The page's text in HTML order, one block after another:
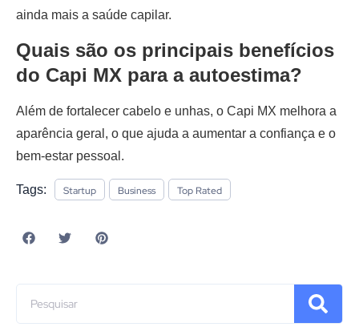
ainda mais a saúde capilar.
Quais são os principais benefícios
do Capi MX para a autoestima?
Além de fortalecer cabelo e unhas, o Capi MX melhora a
aparência geral, o que ajuda a aumentar a confiança e o
bem-estar pessoal.
Tags: Startup Business Top Rated